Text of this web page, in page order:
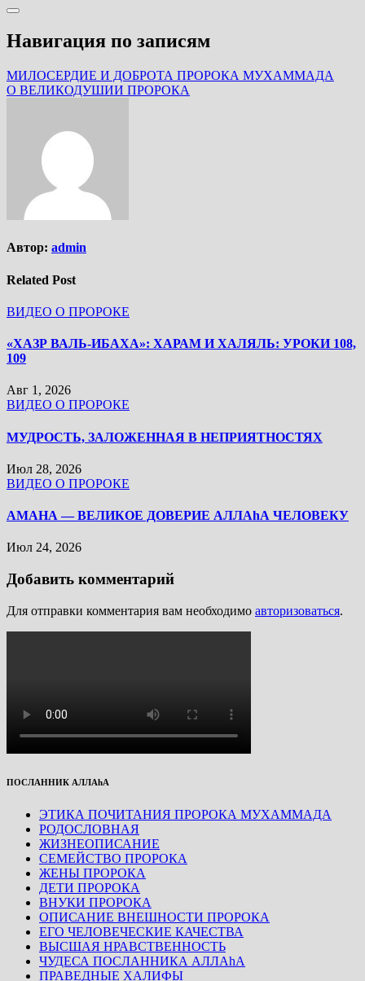
Навигация по записям
МИЛОСЕРДИЕ И ДОБРОТА ПРОРОКА МУХАММАДА
О ВЕЛИКОДУШИИ ПРОРОКА
Автор: admin
Related Post
ВИДЕО О ПРОРОКЕ
«ХАЗР ВАЛЬ-ИБАХА»: ХАРАМ И ХАЛЯЛЬ: УРОКИ 108,
109
Авг 1, 2026
ВИДЕО О ПРОРОКЕ
МУДРОСТЬ, ЗАЛОЖЕННАЯ В НЕПРИЯТНОСТЯХ
Июл 28, 2026
ВИДЕО О ПРОРОКЕ
АМАНА — ВЕЛИКОЕ ДОВЕРИЕ АЛЛАhА ЧЕЛОВЕКУ
Июл 24, 2026
Добавить комментарий
Для отправки комментария вам необходимо авторизоваться.
ПОСЛАННИК АЛЛАhА
ЭТИКА ПОЧИТАНИЯ ПРОРОКА МУХАММАДА
РОДОСЛОВНАЯ
ЖИЗНЕОПИСАНИЕ
СЕМЕЙСТВО ПРОРОКА
ЖЕНЫ ПРОРОКА
ДЕТИ ПРОРОКА
ВНУКИ ПРОРОКА
ОПИСАНИЕ ВНЕШНОСТИ ПРОРОКА
ЕГО ЧЕЛОВЕЧЕСКИЕ КАЧЕСТВА
ВЫСШАЯ НРАВСТВЕННОСТЬ
ЧУДЕСА ПОСЛАННИКА АЛЛАhА
ПРАВЕДНЫЕ ХАЛИФЫ